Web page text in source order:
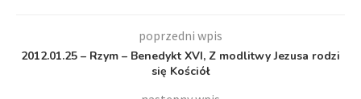
poprzedni wpis
2012.01.25 – Rzym – Benedykt XVI, Z modlitwy Jezusa rodzi
się Kościół